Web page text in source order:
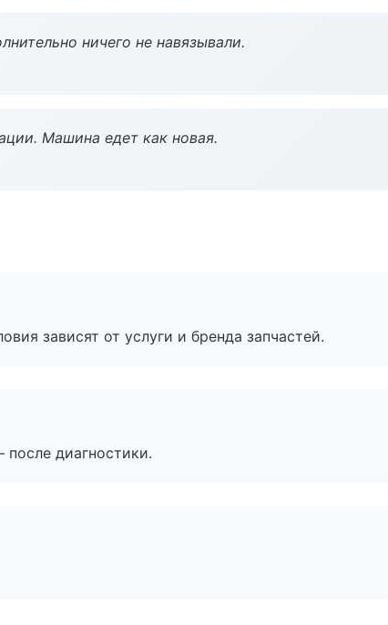
ничего не навязывали.
Машина едет как новая.
зависят от услуги и бренда запчастей.
диагностики.